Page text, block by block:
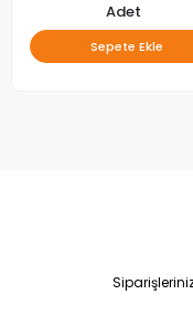
Adet
Sepete Ekle